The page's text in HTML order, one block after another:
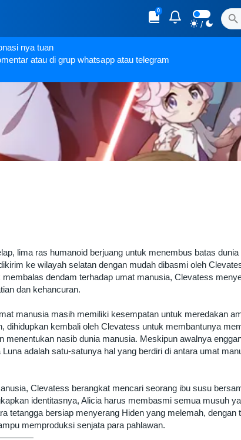
0
/
nya tuan
atau di grup whatsapp atau telegram
lima ras humanoid berjuang untuk menembus batas dunia
ke wilayah selatan dengan mudah dibasmi oleh
dendam terhadap umat manusia, Clevatess
dan kehancuran.
manusia masih memiliki kesempatan untuk meredakan
dihidupkan kembali oleh Clevatess untuk membantunya
menentukan nasib dunia manusia. Meskipun awalnya
adalah satu-satunya hal yang berdiri di antara umat
Clevatess berangkat mencari seorang ibu susu
identitasnya, Alicia harus membasmi semua musuh
tetangga bersiap menyerang Hiden yang melemah, dengan
memproduksi senjata para pahlawan.